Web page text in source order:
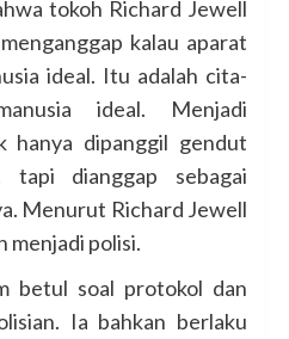
tokoh Richard Jewell
kalau aparat
ideal. Itu adalah cita-
ideal. Menjadi
hanya dipanggil gendut
tapi dianggap sebagai
Menurut Richard Jewell
menjadi polisi.
betul soal protokol dan
Ia bahkan berlaku